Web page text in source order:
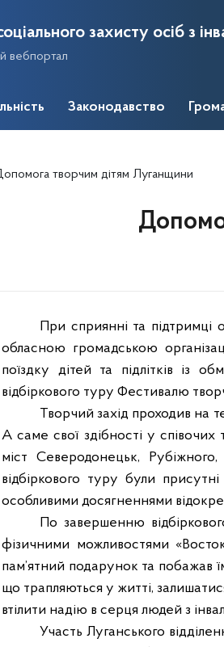
захисту осіб з
вебпортал
Законодавство
творчим дітям Луганщини
При сприянні та підтримці
обласною громадською
поїздку дітей та підлітків із
відбіркового туру Фестивалю
Творчий захід проходив на
А саме свої здібності у
міст Северодонецьк,
відбіркового туру були
особливими досягненнями
По завершенню
фізичними можливостями
пам’ятний подарунок та побажав
що трапляються у житті,
втілити надію в серця людей з
Участь Луганського